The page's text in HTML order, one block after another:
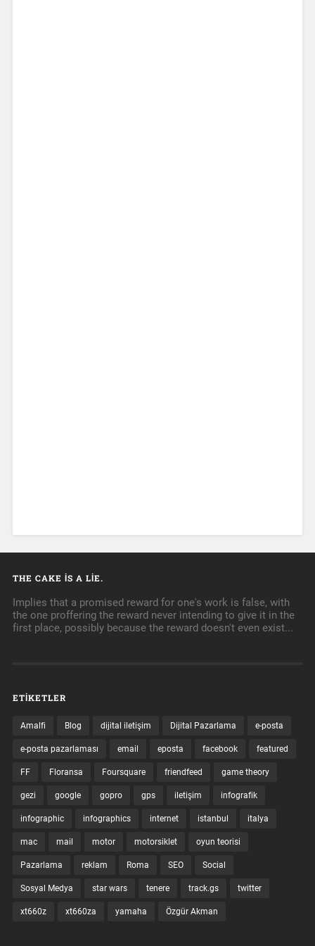
THE CAKE IS A LIE.
Implies that a promised reward for one's work is false, with
the one proffering the reward never intending to give it in the
first place, possibly because the reward doesn't even exist...
ETIKETLER
Amalfi Blog dijital iletişim Dijital Pazarlama e-posta
e-posta pazarlaması email eposta facebook featured
FF Floransa Foursquare friendfeed game theory
gezi google gopro gps iletişim infografik
infographic infographics internet istanbul italya
mac mail motor motorsiklet oyun teorisi
Pazarlama reklam Roma SEO Social
Sosyal Medya star wars tenere track.gs twitter
xt660z xt660za yamaha Özgür Akman